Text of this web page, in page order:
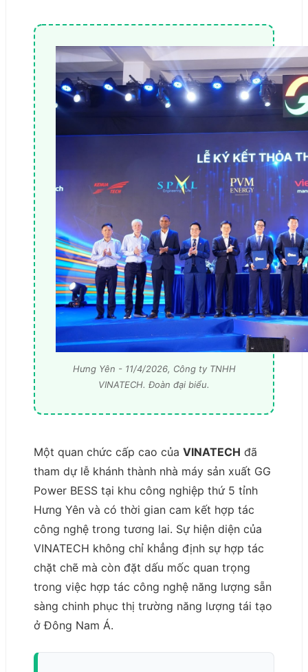
Hưng Yên - 11/4/2026, Công ty TNHH
VINATECH. Đoàn đại biểu.
Một quan chức cấp cao của VINATECH đã
tham dự lễ khánh thành nhà máy sản xuất GG
Power BESS tại khu công nghiệp thứ 5 tỉnh
Hưng Yên và có thời gian cam kết hợp tác
công nghệ trong tương lai. Sự hiện diện của
VINATECH không chỉ khẳng định sự hợp tác
chặt chẽ mà còn đặt dấu mốc quan trọng
trong việc hợp tác công nghệ năng lượng sẵn
sàng chinh phục thị trường năng lượng tái tạo
ở Đông Nam Á.